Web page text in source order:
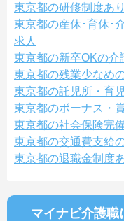
東京都の研修制度あ
東京都の産休･育休･
求人
東京都の新卒OKの介
東京都の残業少なめ
東京都の託児所・育
東京都のボーナス・
東京都の社会保険完
東京都の交通費支給
東京都の退職金制度
マイナビ介護職